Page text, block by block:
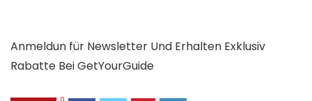
Anmeldun für Newsletter Und Erhalten Exklusiv
Rabatte Bei GetYourGuide